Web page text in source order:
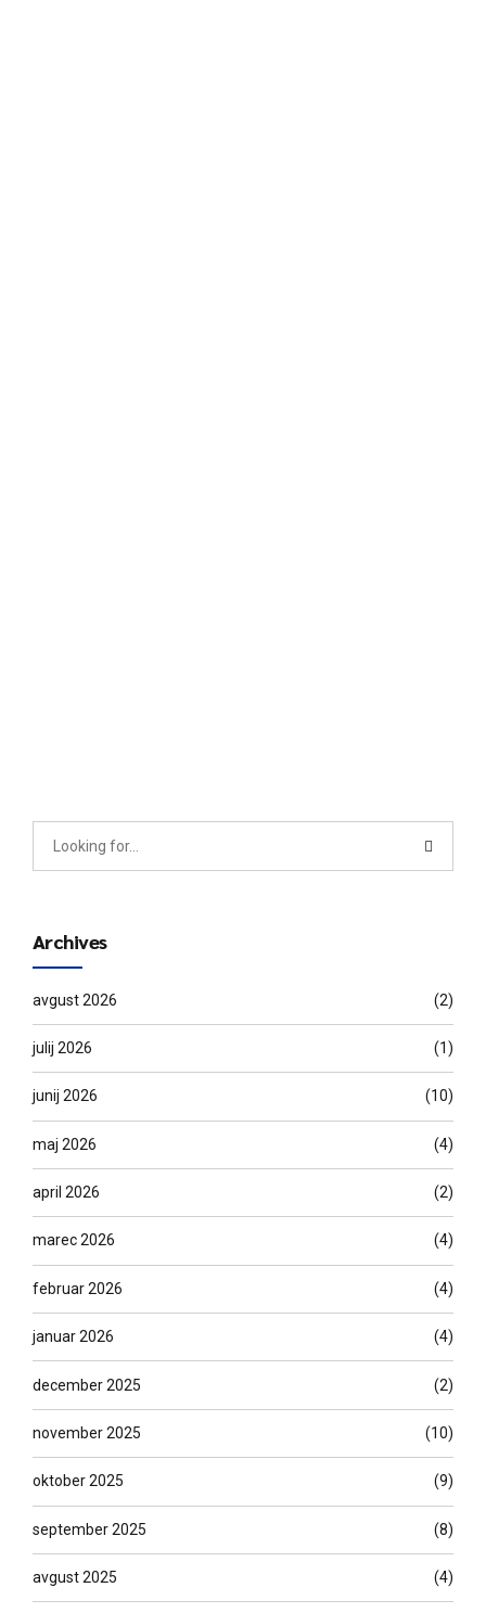
Archives
avgust 2026 (2)
julij 2026 (1)
junij 2026 (10)
maj 2026 (4)
april 2026 (2)
marec 2026 (4)
februar 2026 (4)
januar 2026 (4)
december 2025 (2)
november 2025 (10)
oktober 2025 (9)
september 2025 (8)
avgust 2025 (4)